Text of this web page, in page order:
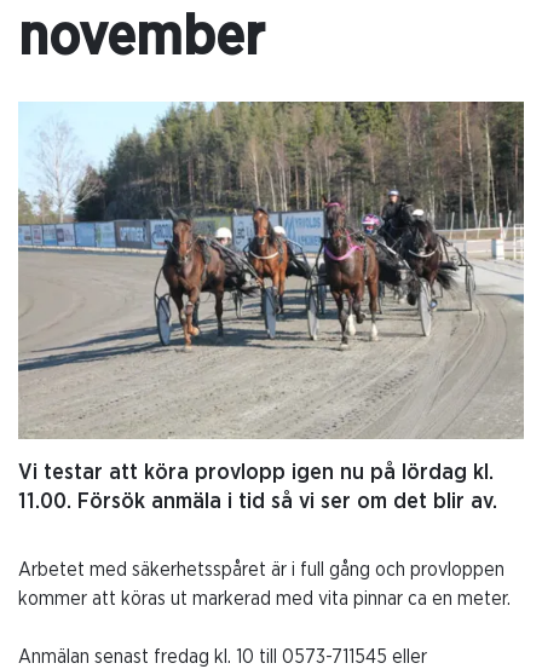
november
Vi testar att köra provlopp igen nu på lördag kl.
11.00. Försök anmäla i tid så vi ser om det blir av.
Arbetet med säkerhetsspåret är i full gång och provloppen
kommer att köras ut markerad med vita pinnar ca en meter.
Anmälan senast fredag kl. 10 till 0573-711545 eller